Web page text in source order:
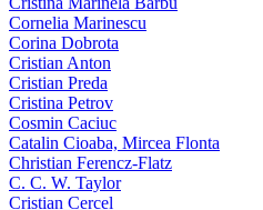
Cornelia Marinescu
Corina Dobrota
Cristian Anton
Cristian Preda
Cristina Petrov
Cosmin Caciuc
Catalin Cioaba, Mircea Flonta
Christian Ferencz-Flatz
C. C. W. Taylor
Cristian Cercel